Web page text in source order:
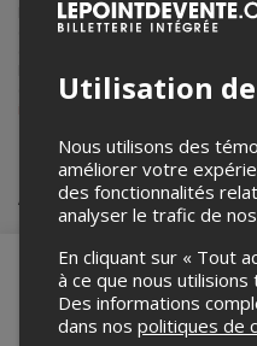
courriel
Lepointdevente.com agit à titre
cadre de l’affichage en ligne et
contacter l’organisateur de
Achat de billets
Merci de confirmer
Utilisation
Nous utilisons des
améliorer votre
des fonctionnalités
analyser le trafic de
En cliquant sur « Tout
à ce que nous
Des informations
dans nos politiques de